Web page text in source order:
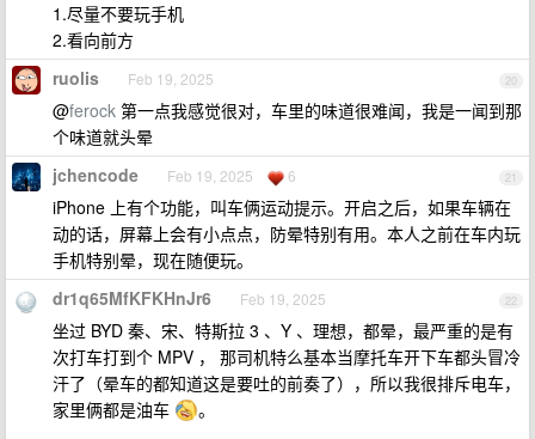
1.尽量不要玩手机
2.看向前方
20
ruolis Feb 19, 2025
@ferock 第一点我感觉很对，车里的味道很难闻，我是一闻到那
个味道就头晕
21
jchencode Feb 19, 2025 6
iPhone 上有个功能，叫车俩运动提示。开启之后，如果车辆在
动的话，屏幕上会有小点点，防晕特别有用。本人之前在车内玩
手机特别晕，现在随便玩。
22
dr1q65MfKFKHnJr6 Feb 19, 2025
坐过 BYD 秦、宋、特斯拉 3 、Y 、理想，都晕，最严重的是有
次打车打到个 MPV ， 那司机特么基本当摩托车开下车都头冒冷
汗了（晕车的都知道这是要吐的前奏了），所以我很排斥电车，
家里俩都是油车
。